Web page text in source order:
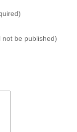
not be published)